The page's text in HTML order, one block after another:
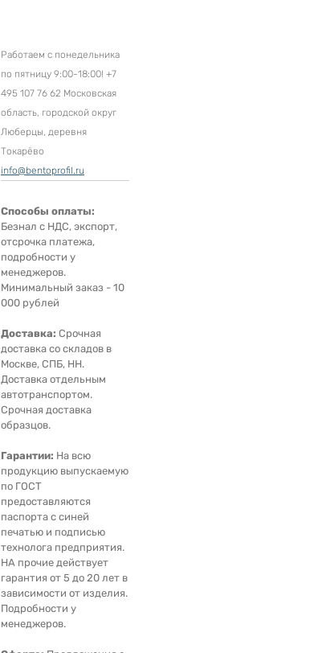
Работаем с понедельника
по пятницу 9:00-18:00! +7
495 107 76 62 Московская
область, городской округ
Люберцы, деревня
Токарёво
info@bentoprofil.ru
Способы оплаты:
Безнал с НДС, экспорт,
отсрочка платежа,
подробности у
менеджеров.
Минимальный заказ - 10
000 рублей
Доставка: Срочная
доставка со складов в
Москве, СПБ, НН.
Доставка отдельным
автотранспортом.
Срочная доставка
образцов.
Гарантии: На всю
продукцию выпускаемую
по ГОСТ
предоставляются
паспорта с синей
печатью и подписью
технолога предприятия.
НА прочие действует
гарантия от 5 до 20 лет в
зависимости от изделия.
Подробности у
менеджеров.